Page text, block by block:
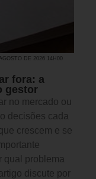
DE 2026 14H00
fora: a
gestor
no mercado ou
decisões cada
crescem e se
qual problema
discute por